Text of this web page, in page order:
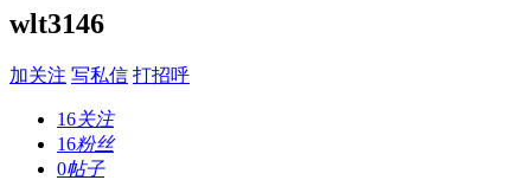
wlt3146
加关注 写私信 打招呼
16关注
16粉丝
0帖子